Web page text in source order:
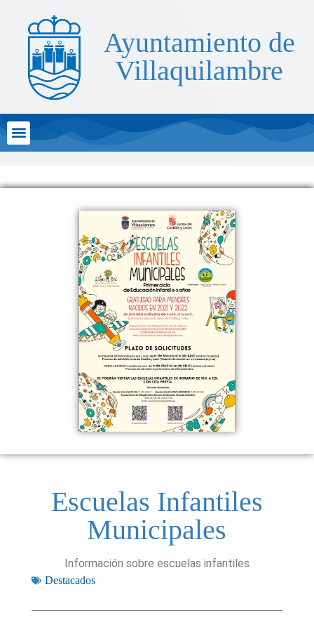
Ayuntamiento de
Villaquilambre
Escuelas Infantiles
Municipales
Información sobre escuelas infantiles
Destacados